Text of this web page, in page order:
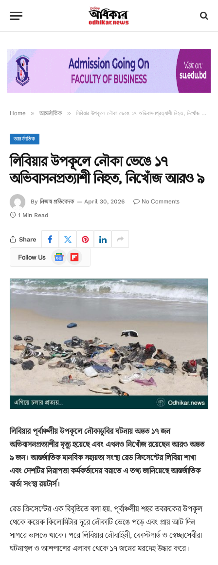
Home » আন্তর্জাতিক » লিবিয়ার উপকূলে নৌকা ভেঙে ১৭ অভিবাসনপ্রত্যাশী নিহত, নিখোঁজ আরও ৯
আন্তর্জাতিক
লিবিয়ার উপকূলে নৌকা ভেঙে ১৭
অভিবাসনপ্রত্যাশী নিহত, নিখোঁজ আরও ৯
By নিজস্ব প্রতিবেদক April 30, 2026 No Comments
1 Min Read
Share
Follow Us
Google
News
Flipboard
লিবিয়ার পূর্বাঞ্চলীয় উপকূলে নৌকাডুবির ঘটনায় অন্তত ১৭ জন
অভিবাসনপ্রত্যাশীর মৃত্যু হয়েছে এবং এখনও নিখোঁজ রয়েছেন আরও অন্তত
৯ জন। আন্তর্জাতিক মানবিক সহায়তা সংস্থা রেড ক্রিসেন্টের লিবিয়া শাখা
এবং দেশটির নিরাপত্তা কর্মকর্তাদের বরাতে এ তথ্য জানিয়েছে আন্তর্জাতিক
বার্তা সংস্থা রয়টার্স।
রেড ক্রিসেন্টের এক বিবৃতিতে বলা হয়, পূর্বাঞ্চলীয় শহর তবরুকের উপকূল
থেকে কয়েক কিলোমিটার দূরে নৌকাটি ভেঙে পড়ে এবং প্রায় আট দিন
সাগরে ভাসতে থাকে। পরে লিবিয়ার নৌবাহিনী, কোস্টগার্ড ও স্বেচ্ছাসেবীরা
ঘটনাস্থল ও আশপাশের এলাকা থেকে ১৭ জনের মরদেহ উদ্ধার করে।